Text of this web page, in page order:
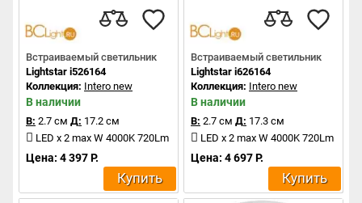
Встраиваемый светильник
Lightstar i526164
Коллекция: Intero new
В наличии
В: 2.7 см Д: 17.2 см
LED x 2 max W 4000K 720Lm
Цена: 4 397 Р.
Купить
Встраиваемый светильник
Lightstar i626164
Коллекция: Intero new
В наличии
В: 2.7 см Д: 17.3 см
LED x 2 max W 4000K 720Lm
Цена: 4 697 Р.
Купить